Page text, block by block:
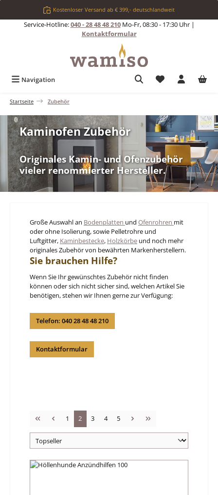
Zum Hauptinhalt springenKostenloser Versand ab € 399,- deutschlandweit
Service-Hotline:040 - 28 48 48 210Mo-Fr, 08:30 - 17:30 Uhr |
Kontaktformular
Navigation Du hast 0
Startseite Zubehör
Kaminofen Zubehör
Originales Kamin- und Ofenzubehör
vieler renommierter Hersteller.
Große Auswahl an Bodenplatten und Ofenrohren mit
oder ohne Isolierung, sowie Pelletrohre und
Luftgitter, Kaminbestecke, Holzkörbe und noch mehr
originales Zubehör von bewährten Markenherstellern.
Sie brauchen Hilfe?
Wenn Sie Ihr gewünschtes Zubehör nicht finden
können oder sich nicht sicher sind, welchen Artikel Sie
benötigen, stehen wir Ihnen gerne zur Verfügung:
Telefon: 040 28 48 48 210
Kontaktformular
Seite
1 Seite
2 Seite
3 Seite
4 Seite
5